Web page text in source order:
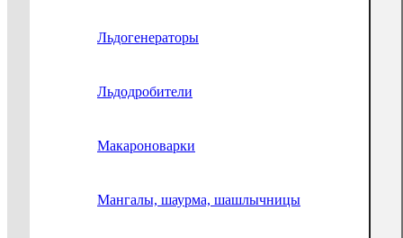
Льдогенераторы
Льдодробители
Макароноварки
Мангалы, шаурма, шашлычницы